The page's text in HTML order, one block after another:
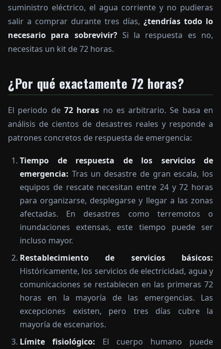
suministro eléctrico, el agua corriente y no pudieras
salir a comprar durante tres días, ¿tendrías todo lo
necesario para sobrevivir?Si la respuesta es no,
necesitas un kit de 72 horas.
¿Por qué exactamente 72 horas?
El periodo de 72 horas no es arbitrario. Se basa en
análisis de cientos de desastres reales y responde a
patrones concretos de respuesta de emergencia:
Tiempo de respuesta de los servicios de
emergencia: Tras un desastre de gran escala, los
equipos de rescate necesitan entre 24 y 72 horas
para organizarse, desplegarse y llegar a las zonas
afectadas. En desastres como terremotos o
inundaciones extensas, este tiempo puede ser
incluso mayor.
Restablecimiento de servicios básicos:
Históricamente, los servicios de electricidad, agua y
comunicaciones se restablecen en las primeras 72
horas en la mayoría de las emergencias. Las
excepciones existen, pero tres días cubre la
mayoría de escenarios.
Límite fisiológico: El cuerpo humano puede